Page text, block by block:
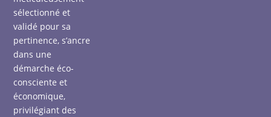
sélectionné et
validé pour sa
pertinence, s’ancre
dans une
démarche éco-
consciente et
économique,
privilégiant des